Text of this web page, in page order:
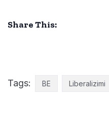
Share This:
Tags: BE Liberalizimi